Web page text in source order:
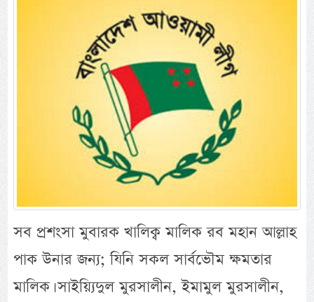
সব প্রশংসা মুবারক খালিক্ব মালিক রব মহান আল্লাহ
পাক উনার জন্য; যিনি সকল সার্বভৌম ক্ষমতার
মালিক। সাইয়্যিদুল মুরসালীন, ইমামুল মুরসালীন,